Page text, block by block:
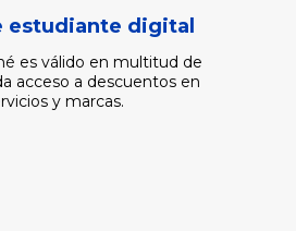
estudiante digital
es válido en multitud de
acceso a descuentos en
y marcas.